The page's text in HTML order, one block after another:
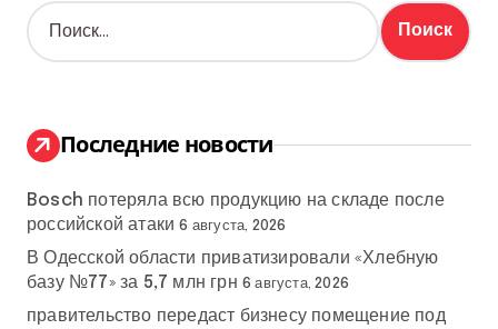
Н
а
:
Последние новости
Bosch потеряла всю продукцию на складе после
российской атаки 6 августа, 2026
В Одесской области приватизировали «Хлебную
базу №77» за 5,7 млн грн 6 августа, 2026
правительство передаст бизнесу помещение под